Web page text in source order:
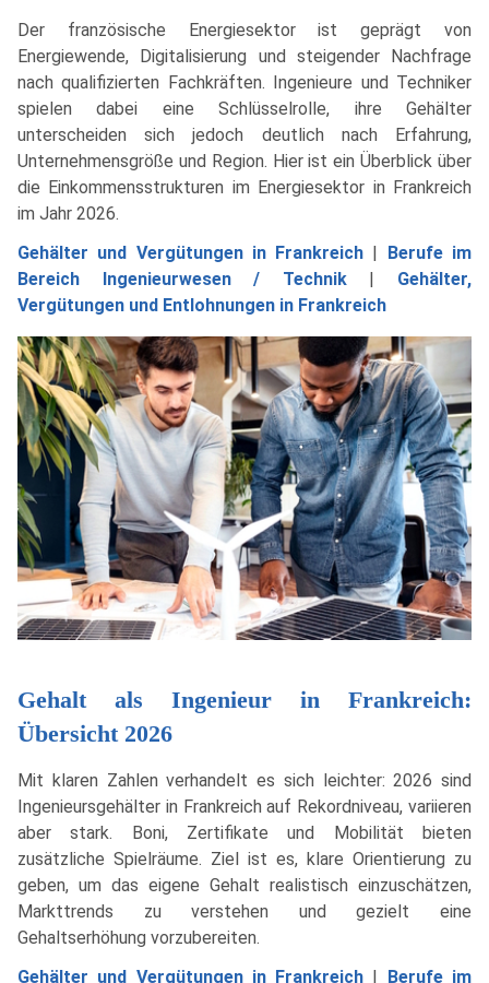
Der französische Energiesektor ist geprägt von
Energiewende, Digitalisierung und steigender Nachfrage
nach qualifizierten Fachkräften. Ingenieure und Techniker
spielen dabei eine Schlüsselrolle, ihre Gehälter
unterscheiden sich jedoch deutlich nach Erfahrung,
Unternehmensgröße und Region. Hier ist ein Überblick über
die Einkommensstrukturen im Energiesektor in Frankreich
im Jahr 2026.
Gehälter und Vergütungen in Frankreich
Berufe im
Bereich Ingenieurwesen / Technik| Gehälter,
Vergütungen und Entlohnungen in Frankreich
Gehalt als Ingenieur in Frankreich:
Übersicht 2026
Mit klaren Zahlen verhandelt es sich leichter: 2026 sind
Ingenieursgehälter in Frankreich auf Rekordniveau, variieren
aber stark. Boni, Zertifikate und Mobilität bieten
zusätzliche Spielräume. Ziel ist es, klare Orientierung zu
geben, um das eigene Gehalt realistisch einzuschätzen,
Markttrends zu verstehen und gezielt eine
Gehaltserhöhung vorzubereiten.
Gehälter und Vergütungen in Frankreich | Berufe im